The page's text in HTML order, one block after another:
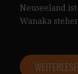
Neuseeland
Wanaka